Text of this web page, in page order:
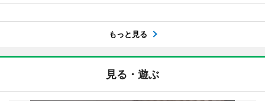
もっと見る
見る・遊ぶ